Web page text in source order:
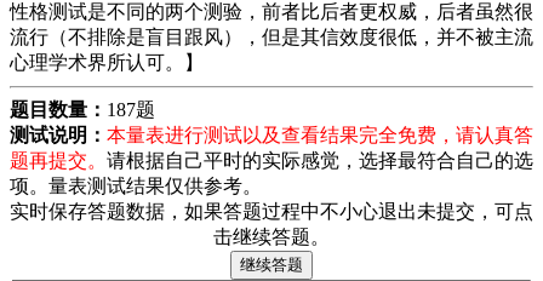
性格测试是不同的两个测验，前者比后者更权威，后者虽然很
流行（不排除是盲目跟风），但是其信效度很低，并不被主流
心理学术界所认可。】
题目数量： 187题
测试说明： 本量表进行测试以及查看结果完全免费，请认真答
题再提交。 请根据自己平时的实际感觉，选择最符合自己的选
项。量表测试结果仅供参考。
实时保存答题数据，如果答题过程中不小心退出未提交，可点
击继续答题。